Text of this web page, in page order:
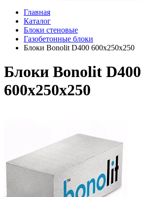
Главная
Каталог
Блоки стеновые
Газобетонные блоки
Блоки Bonolit D400 600x250x250
Блоки Bonolit D400
600x250x250